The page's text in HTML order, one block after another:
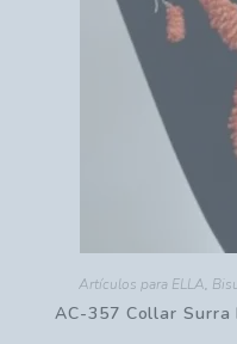
Artículos para ELLA,
AC-357 Collar